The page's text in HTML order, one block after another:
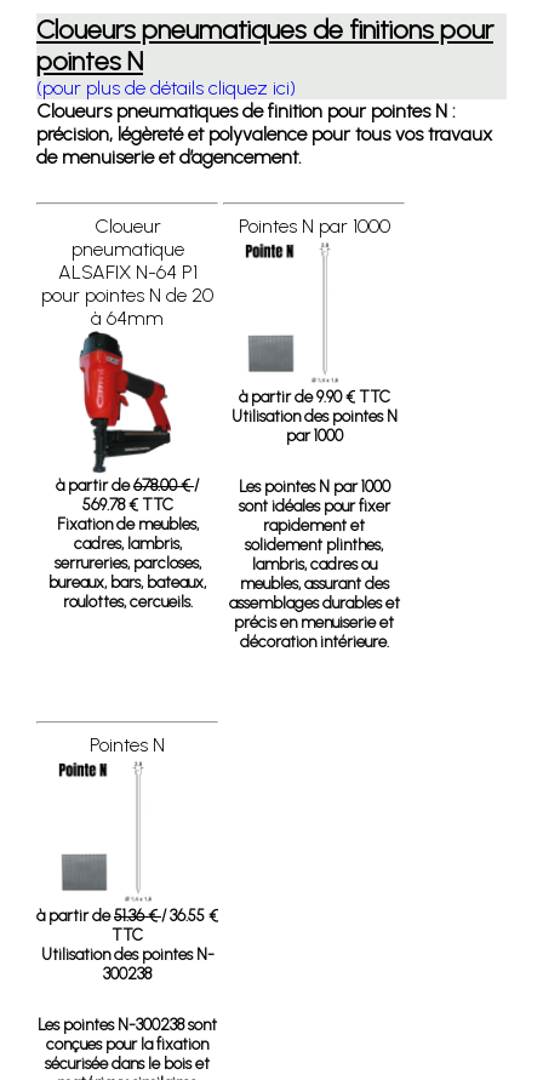
Cloueurs pneumatiques de finitions pour
pointes N
(pour plus de détails cliquez ici)
Cloueurs pneumatiques de finition pour pointes N :
précision, légèreté et polyvalence pour tous vos travaux
de menuiserie et d’agencement.
Cloueur
pneumatique
ALSAFIX N-64 P1
pour pointes N de 20
à 64mm
à partir de678.00 €/
569.78 € TTC
Fixation de meubles,
cadres, lambris,
serrureries, parcloses,
bureaux, bars, bateaux,
roulottes, cercueils.
Pointes N par 1000
à partir de 9.90 € TTC
Utilisation des pointes N
par 1000
Les pointes N par 1000
sont idéales pour fixer
rapidement et
solidement plinthes,
lambris, cadres ou
meubles, assurant des
assemblages durables et
précis en menuiserie et
décoration intérieure.
Pointes N
à partir de51.36 €/ 36.55 €
TTC
Utilisation des pointes N-
300238
Les pointes N-300238 sont
conçues pour la fixation
sécurisée dans le bois et